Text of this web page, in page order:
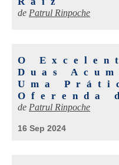
de Patrul Rinpoche
O
Duas
Uma
Oferenda
de Patrul Rinpoche
16 Sep 2024